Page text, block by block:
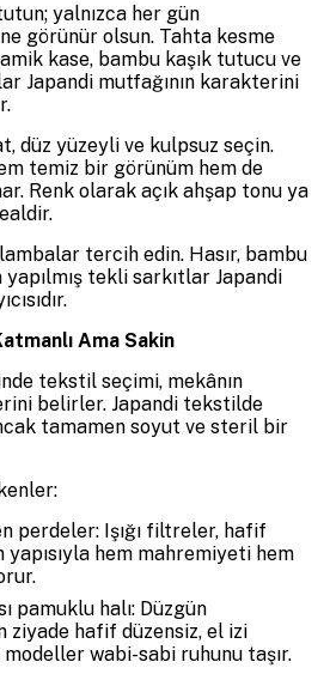
yalnızca her gün
görünür olsun. Tahta kesme
kase, bambu kaşık tutucu ve
Japandi mutfağının karakterini
düz yüzeyli ve kulpsuz seçin.
temiz bir görünüm hem de
Renk olarak açık ahşap tonu ya
tercih edin. Hasır, bambu
tekli sarkıtlar Japandi
Ama Sakin
tekstil seçimi, mekânın
belirler. Japandi tekstilde
tamamen soyut ve steril bir
perdeler: Işığı filtreler, hafif
hem mahremiyeti hem
pamuklu halı: Düzgün
ziyade hafif düzensiz, el izi
wabi-sabi ruhunu taşır.